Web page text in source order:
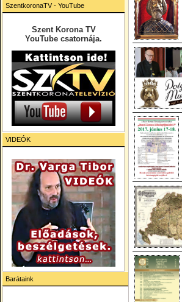
SzentkoronaTV - YouTube
Szent Korona TV
YouTube csatornája.
VIDEÓK
Barátaink